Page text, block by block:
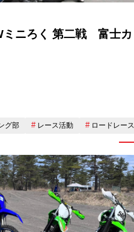
ミニろく 第二戦 富士カ
グ部 レース活動 ロードレース